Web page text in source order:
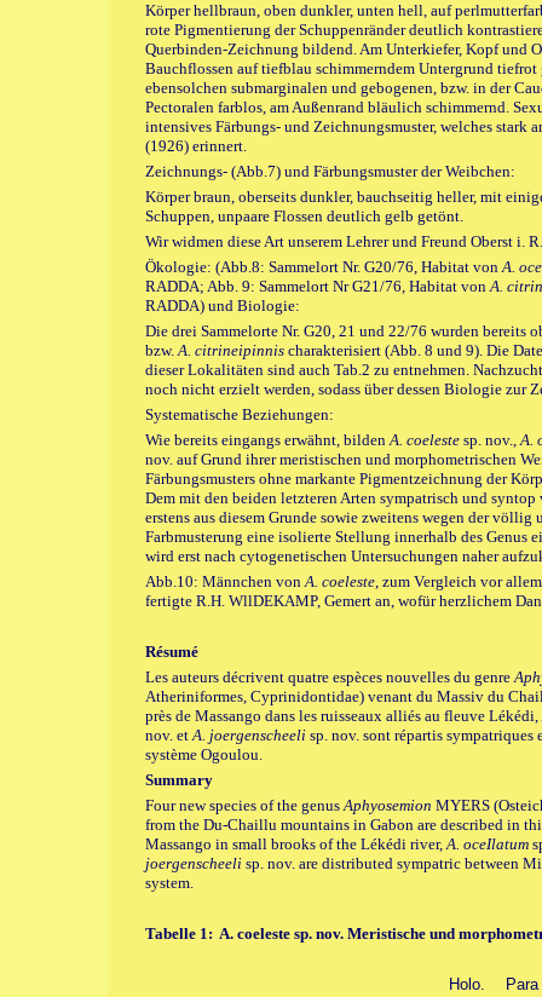
Körper hellbraun, oben dunkler, unten hell, auf
rote Pigmentierung der Schuppenränder deutlich
Querbinden-Zeichnung bildend. Am Unterkiefer, Kopf und
Bauchflossen auf tiefblau schimmerndem Untergrund
ebensolchen submarginalen und gebogenen, bzw. in der
Pectoralen farblos, am Außenrand bläulich schimmernd.
intensives Färbungs- und Zeichnungsmuster, welches stark
(1926) erinnert.
Zeichnungs- (Abb.7) und Färbungsmuster der Weibchen:
Körper braun, oberseits dunkler, bauchseitig heller, mit
Schuppen, unpaare Flossen deutlich gelb getönt.
Wir widmen diese Art unserem Lehrer und Freund Oberst i.
Ökologie: (Abb.8: Sammelort Nr. G20/76, Habitat vonA.
RADDA; Abb. 9: Sammelort Nr G21/76, Habitat vonA.
RADDA) und Biologie:
Die drei Sammelorte Nr. G20, 21 und 22/76 wurden bereits
bzw.A. citrineipinnis charakterisiert (Abb. 8 und 9). Die
dieser Lokalitäten sind auch Tab.2 zu entnehmen.
noch nicht erzielt werden, sodass über dessen Biologie zur
Systematische Beziehungen:
Wie bereits eingangs erwähnt, bildenA. coeleste sp. nov.,A.
nov. auf Grund ihrer meristischen und morphometrischen
Färbungsmusters ohne markante Pigmentzeichnung der
Dem mit den beiden letzteren Arten sympatrisch und
erstens aus diesem Grunde sowie zweitens wegen der
Farbmusterung eine isolierte Stellung innerhalb des Genus
wird erst nach cytogenetischen Untersuchungen naher
Abb.10: Männchen vonA. coeleste, zum Vergleich vor
fertigte R.H. WllDEKAMP, Gemert an, wofür herzlichem
Résumé
Les auteurs décrivent quatre espèces nouvelles du genre
Atheriniformes, Cyprinidontidae) venant du Massiv du
près de Massango dans les ruisseaux alliés au fleuve Lékédi,
nov. etA. joergenscheeli sp. nov. sont répartis
système Ogoulou.
Summary
Four new species of the genusAphyosemion MYERS
from the Du-Chaillu mountains in Gabon are described in
Massango in small brooks of the Lékédi river,A. oceIlatum
joergenscheeli sp. nov. are distributed sympatric between
system.
Tabelle 1: A. coeleste sp. nov. Meristische und
Holo.
Para